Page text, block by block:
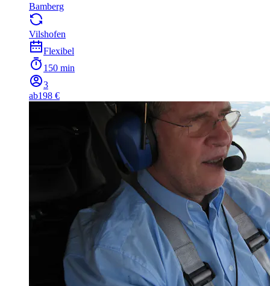
Bamberg
Vilshofen
Flexibel
150 min
3
ab198 €